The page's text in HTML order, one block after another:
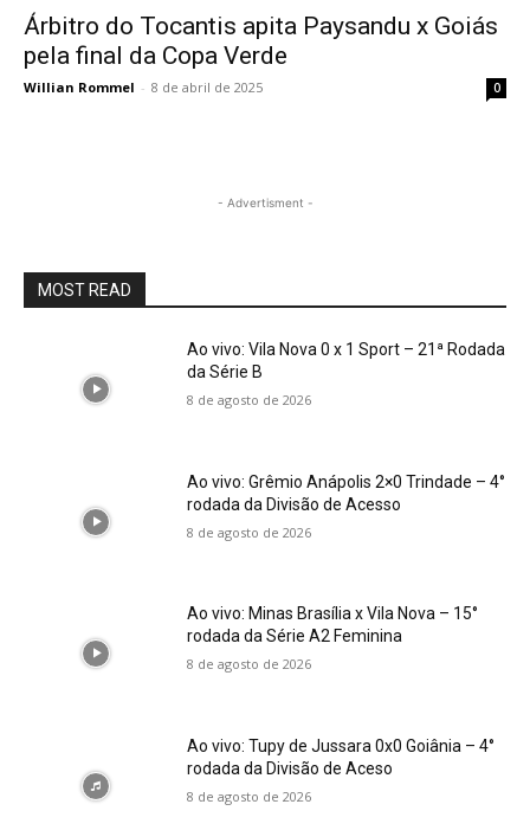
Árbitro do Tocantis apita Paysandu x Goiás
pela final da Copa Verde
Willian Rommel - 8 de abril de 2025 0
- Advertisment -
MOST READ
Ao vivo: Vila Nova 0 x 1 Sport – 21ª Rodada
da Série B
8 de agosto de 2026
Ao vivo: Grêmio Anápolis 2×0 Trindade – 4°
rodada da Divisão de Acesso
8 de agosto de 2026
Ao vivo: Minas Brasília x Vila Nova – 15°
rodada da Série A2 Feminina
8 de agosto de 2026
Ao vivo: Tupy de Jussara 0x0 Goiânia – 4°
rodada da Divisão de Aceso
8 de agosto de 2026